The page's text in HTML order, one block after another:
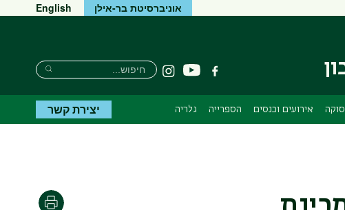
אוניברסיטת בר-אילן English
פייסבוקיוטיוב Instagram
חיפוש
חיפוש
חיפוש
אירועים וכנסים הספרייה גלריה יצירת קשר